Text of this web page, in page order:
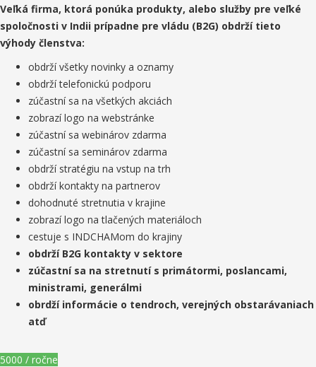
Veľká firma, ktorá ponúka produkty, alebo služby pre veľké
spoločnosti v Indii prípadne pre vládu (B2G) obdrží tieto
výhody členstva:
obdrží všetky novinky a oznamy
obdrží telefonickú podporu
zúčastní sa na všetkých akciách
zobrazí logo na webstránke
zúčastní sa webinárov zdarma
zúčastní sa seminárov zdarma
obdrží stratégiu na vstup na trh
obdrží kontakty na partnerov
dohodnuté stretnutia v krajine
zobrazí logo na tlačených materiáloch
cestuje s INDCHAMom do krajiny
obdrží B2G kontakty v sektore
zúčastní sa na stretnutí s primátormi, poslancami,
ministrami, generálmi
obrdží informácie o tendroch, verejných obstarávaniach
atď
5000 / ročne